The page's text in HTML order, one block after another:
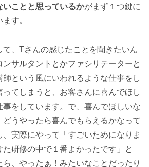
いことと思っているかがまず１つ鍵に
す。
て、Tさんの感じたことを聞きたいん
サルタントとかファシリテーターと
という風にいわれるような仕事をし
てしまうと、お客さんに喜んでほし
事をしています。で、喜んでほしいな
どうやったら喜んでもらえるかなって
実際にやって「すごいためになりま
た研修の中で１番よかったです」と
、やったぁ！みたいなことだったり